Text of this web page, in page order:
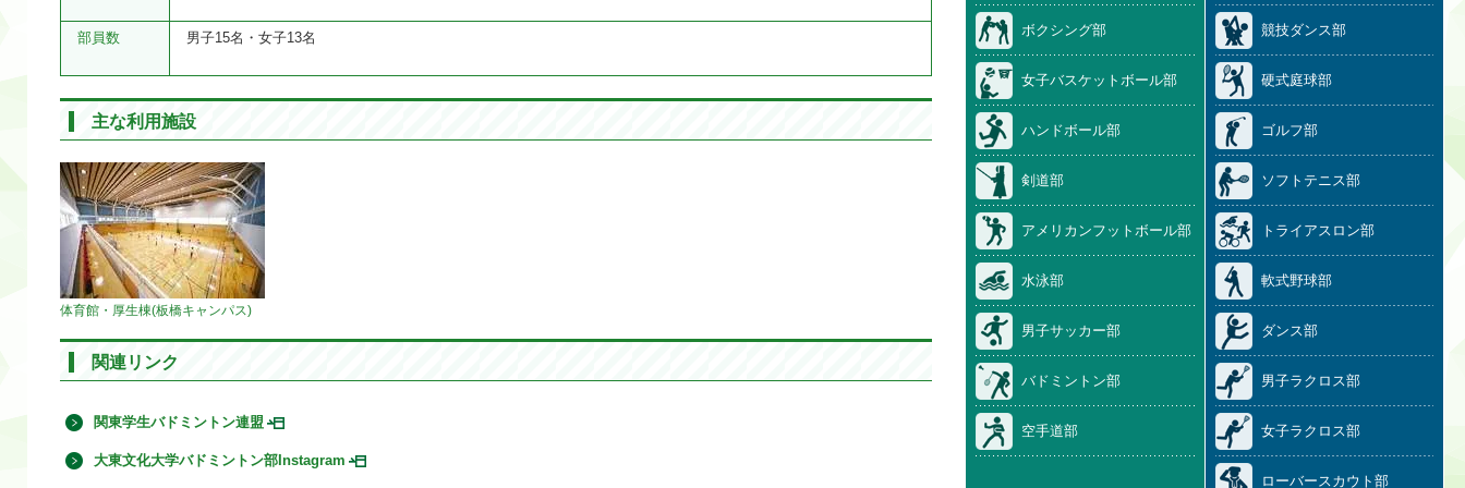
ボクシング部
女子バスケットボール部
ハンドボール部
剣道部
アメリカンフットボール部
水泳部
男子サッカー部
バドミントン部
空手道部
競技ダンス部
硬式庭球部
ゴルフ部
ソフトテニス部
トライアスロン部
軟式野球部
ダンス部
男子ラクロス部
女子ラクロス部
ローバースカウト部
部員数 男子15名・女子13名
主な利用施設
体育館・厚生棟(板橋キャンパス)
関連リンク
関東学生バドミントン連盟
大東文化大学バドミントン部Instagram